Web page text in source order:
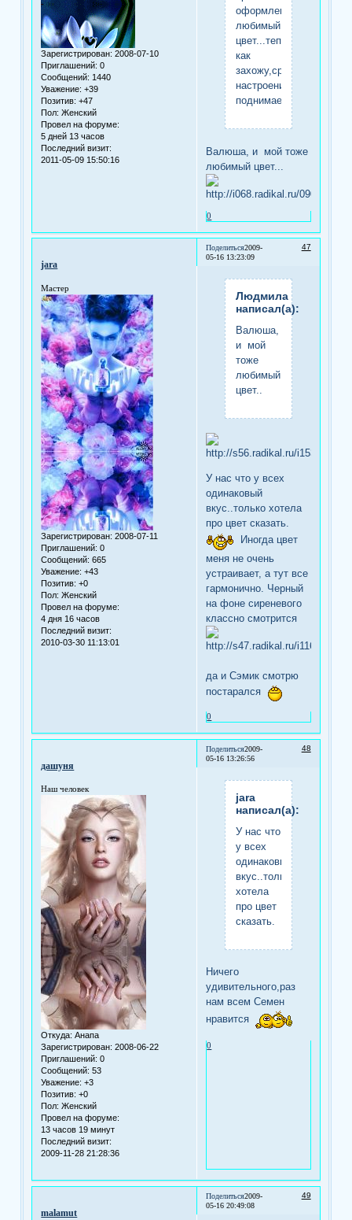
Зарегистрирован: 2008-07-10
Приглашений: 0
Сообщений: 1440
Уважение: +39
Позитив: +47
Пол: Женский
Провел на форуме:
5 дней 13 часов
Последний визит:
2011-05-09 15:50:16
оформление,мой
любимый
цвет...теперь
как
захожу,сразу
настроение
поднимается...
Валюша, и мой тоже
любимый цвет...
0
Поделиться 47
2009-
05-16 13:23:09
jara
Мастер
Зарегистрирован: 2008-07-11
Приглашений: 0
Сообщений: 665
Уважение: +43
Позитив: +0
Пол: Женский
Провел на форуме:
4 дня 16 часов
Последний визит:
2010-03-30 11:13:01
Людмила
написал(а):
Валюша,
и мой
тоже
любимый
цвет..
У нас что у всех
одинаковый
вкус..только хотела
про цвет сказать.
Иногда цвет
меня не очень
устраивает, а тут все
гармонично. Черный
на фоне сиреневого
классно смотрится
да и Сэмик смотрю
постарался
0
Поделиться 48
2009-
05-16 13:26:56
дашуня
Наш человек
Откуда: Анапа
Зарегистрирован: 2008-06-22
Приглашений: 0
Сообщений: 53
Уважение: +3
Позитив: +0
Пол: Женский
Провел на форуме:
13 часов 19 минут
Последний визит:
2009-11-28 21:28:36
jara
написал(а):
У нас что
у всех
одинаковый
вкус..только
хотела
про цвет
сказать.
Ничего
удивительного,раз
нам всем Семен
нравится
0
Поделиться 49
2009-
05-16 20:49:08
malamut